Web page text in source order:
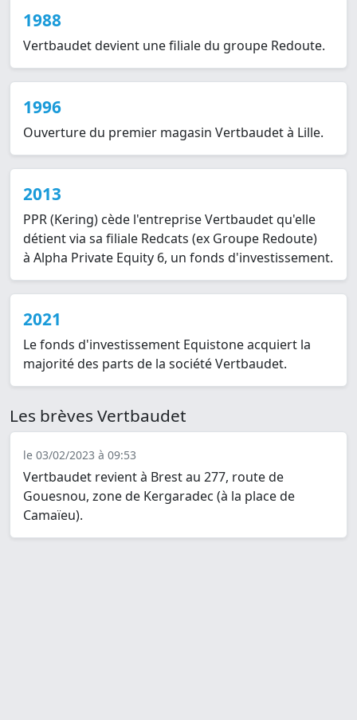
1988
Vertbaudet devient une filiale du groupe Redoute.
1996
Ouverture du premier magasin Vertbaudet à Lille.
2013
PPR (Kering) cède l'entreprise Vertbaudet qu'elle
détient via sa filiale Redcats (ex Groupe Redoute)
à Alpha Private Equity 6, un fonds d'investissement.
2021
Le fonds d'investissement Equistone acquiert la
majorité des parts de la société Vertbaudet.
Les brèves Vertbaudet
le 03/02/2023 à 09:53
Vertbaudet revient à Brest au 277, route de
Gouesnou, zone de Kergaradec (à la place de
Camaïeu).